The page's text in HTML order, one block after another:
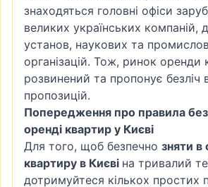
знаходяться головні офіси
великих українських компаній,
установ, наукових та
організацій. Тож, ринок оренди
розвинений та пропонує безліч
пропозицій.
Попередження про правила
оренді квартир у Києві
Для того, щоб безпечно зняти в
квартиру в Києві на тривалий
дотримуйтеся кількох простих